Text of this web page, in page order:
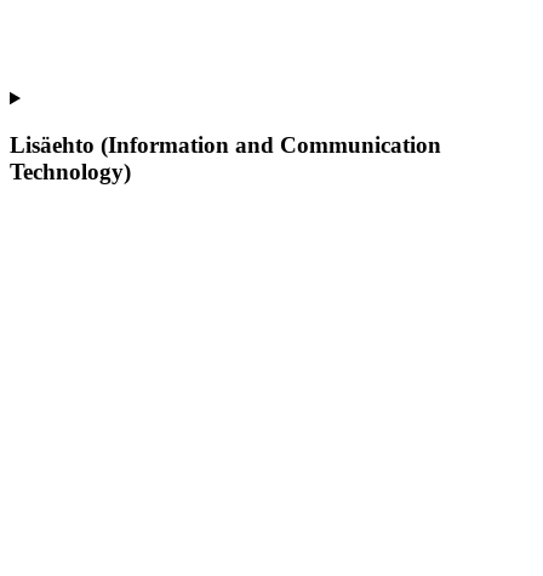
Lisäehto (Information and Communication
Technology)